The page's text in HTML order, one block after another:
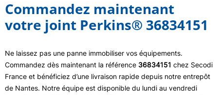
Commandez maintenant
votre joint Perkins® 36834151
Ne laissez pas une panne immobiliser vos équipements.
Commandez dès maintenant la référence 36834151 chez Secodi
France et bénéficiez d’une livraison rapide depuis notre entrepôt
de Nantes. Notre équipe est disponible du lundi au vendredi